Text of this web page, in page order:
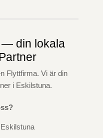
— din lokala
Flyttfirma. Vi är din
i Eskilstuna.